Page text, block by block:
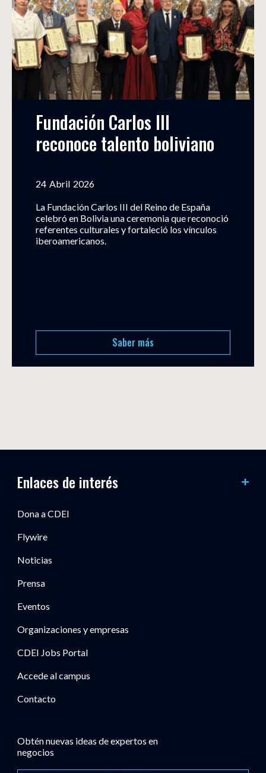
Fundación Carlos III
reconoce talento boliviano
24 Abril 2026
La Fundación Carlos III del Reino de España
celebró en Bolivia una ceremonia que reconoció
referentes culturales y fortaleció los vínculos
iberoamericanos.
Saber más
Enlaces de interés
Dona a CDEI
Flywire
Noticias
Prensa
Eventos
Organizaciones y empresas
CDEI Jobs Portal
Accede al campus
Contacto
Obtén nuevas ideas de expertos en
negocios